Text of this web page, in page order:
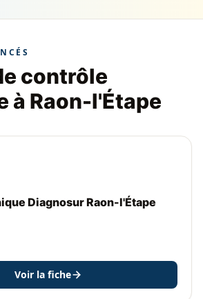
contrôle
à Raon-l'Étape
Diagnosur Raon-l'Étape
Voir la fiche